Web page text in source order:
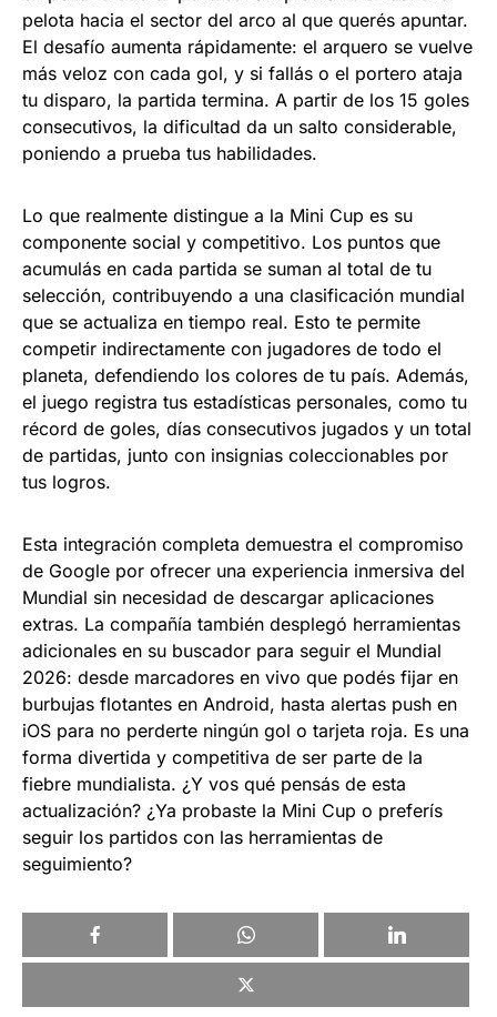
pelota hacia el sector del arco al que querés apuntar.
El desafío aumenta rápidamente: el arquero se vuelve
más veloz con cada gol, y si fallás o el portero ataja
tu disparo, la partida termina. A partir de los 15 goles
consecutivos, la dificultad da un salto considerable,
poniendo a prueba tus habilidades.
Lo que realmente distingue a la Mini Cup es su
componente social y competitivo. Los puntos que
acumulás en cada partida se suman al total de tu
selección, contribuyendo a una clasificación mundial
que se actualiza en tiempo real. Esto te permite
competir indirectamente con jugadores de todo el
planeta, defendiendo los colores de tu país. Además,
el juego registra tus estadísticas personales, como tu
récord de goles, días consecutivos jugados y un total
de partidas, junto con insignias coleccionables por
tus logros.
Esta integración completa demuestra el compromiso
de Google por ofrecer una experiencia inmersiva del
Mundial sin necesidad de descargar aplicaciones
extras. La compañía también desplegó herramientas
adicionales en su buscador para seguir el Mundial
2026: desde marcadores en vivo que podés fijar en
burbujas flotantes en Android, hasta alertas push en
iOS para no perderte ningún gol o tarjeta roja. Es una
forma divertida y competitiva de ser parte de la
fiebre mundialista. ¿Y vos qué pensás de esta
actualización? ¿Ya probaste la Mini Cup o preferís
seguir los partidos con las herramientas de
seguimiento?